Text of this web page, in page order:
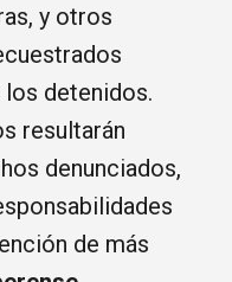
y otros
detenidos.
resultarán
denunciados,
de más